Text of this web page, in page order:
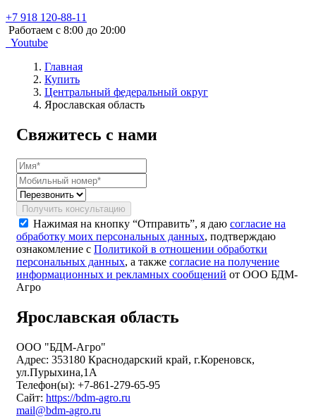
+7 918 120-88-11
Работаем c 8:00 до 20:00
Youtube
Главная
Купить
Центральный федеральный округ
Ярославская область
Свяжитесь с нами
Получить консультацию
Нажимая на кнопку “Отправить”, я даю согласие на
обработку моих персональных данных, подтверждаю
ознакомление с Политикой в отношении обработки
персональных данных, а также согласие на получение
информационных и рекламных сообщений от ООО БДМ-
Агро
Ярославская область
ООО "БДМ-Агро"
Адрес: 353180 Краснодарский край, г.Кореновск,
ул.Пурыхина,1А
Телефон(ы): +7-861-279-65-95
Сайт: https://bdm-agro.ru
mail@bdm-agro.ru